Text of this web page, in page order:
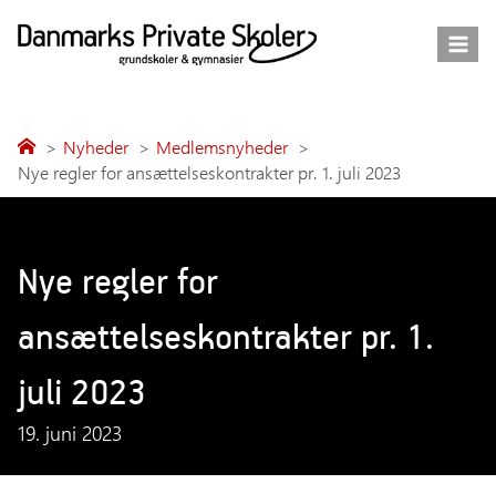
Nyheder
Medlemsnyheder
Nye regler for ansættelseskontrakter pr. 1. juli 2023
Nye regler for
ansættelseskontrakter pr. 1.
juli 2023
19. juni 2023